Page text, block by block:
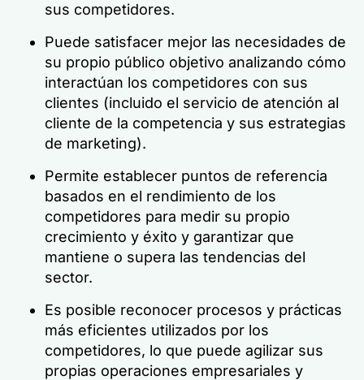
sus competidores.
Puede satisfacer mejor las necesidades de
su propio público objetivo analizando cómo
interactúan los competidores con sus
clientes (incluido el servicio de atención al
cliente de la competencia y sus estrategias
de marketing).
Permite establecer puntos de referencia
basados en el rendimiento de los
competidores para medir su propio
crecimiento y éxito y garantizar que
mantiene o supera las tendencias del
sector.
Es posible reconocer procesos y prácticas
más eficientes utilizados por los
competidores, lo que puede agilizar sus
propias operaciones empresariales y